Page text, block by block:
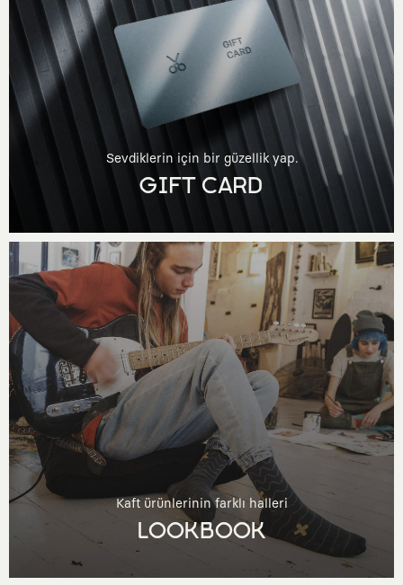
Sevdiklerin için bir güzellik yap.
GIFT CARD
Kaft ürünlerinin farklı halleri
LOOKBOOK